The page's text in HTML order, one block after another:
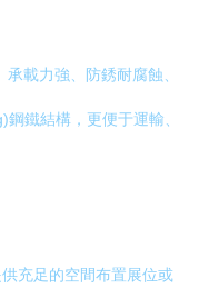
載力強、防銹耐腐蝕、
鐵結構，更便于運輸、
充足的空間布置展位或